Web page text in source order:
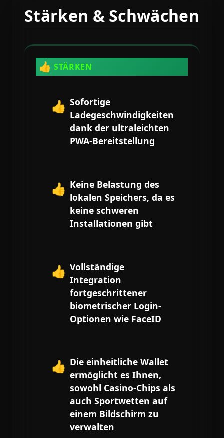
Stärken & Schwächen
👍 STÄRKEN
👍 Sofortige
Ladegeschwindigkeiten
dank der ultraleichten
PWA-Bereitstellung
👍 Keine Belastung des
lokalen Speichers, da es
keine schweren
Installationen gibt
👍 Vollständige
Integration
fortgeschrittener
biometrischer Login-
Optionen wie FaceID
👍 Die einheitliche Wallet
ermöglicht es Ihnen,
sowohl Casino-Chips als
auch Sportwetten auf
einem Bildschirm zu
verwalten